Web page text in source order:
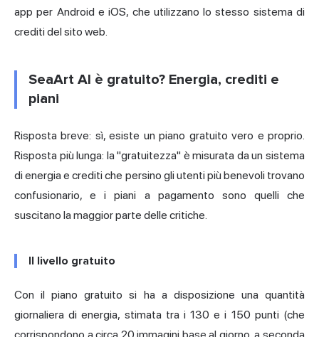
app per Android e iOS, che utilizzano lo stesso sistema di
crediti del sito web.
SeaArt AI è gratuito? Energia, crediti e
piani
Risposta breve: sì, esiste un piano gratuito vero e proprio.
Risposta più lunga: la "gratuitezza" è misurata da un sistema
di energia e crediti che persino gli utenti più benevoli trovano
confusionario, e i piani a pagamento sono quelli che
suscitano la maggior parte delle critiche.
Il livello gratuito
Con il piano gratuito si ha a disposizione una quantità
giornaliera di energia, stimata tra i 130 e i 150 punti (che